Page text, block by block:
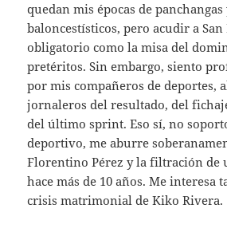
quedan mis épocas de
baloncestísticos, pero acudir a
obligatorio como la misa del
pretéritos. Sin embargo, siento
por mis compañeros de deportes,
jornaleros del resultado, del
del último sprint. Eso sí, no
deportivo, me aburre
Florentino Pérez y la filtración de
hace más de 10 años. Me interesa
crisis matrimonial de Kiko Rivera.